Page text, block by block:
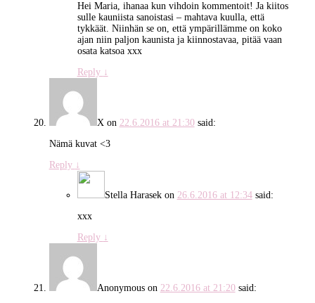
Hei Maria, ihanaa kun vihdoin kommentoit! Ja kiitos
sulle kauniista sanoistasi – mahtava kuulla, että
tykkäät. Niinhän se on, että ympärillämme on koko
ajan niin paljon kaunista ja kiinnostavaa, pitää vaan
osata katsoa xxx
Reply ↓
Xon 22.6.2016 at 21:30 said:
Nämä kuvat <3
Reply ↓
Stella Harasekon 26.6.2016 at 12:34 said:
xxx
Reply ↓
Anonymouson 22.6.2016 at 21:20 said: